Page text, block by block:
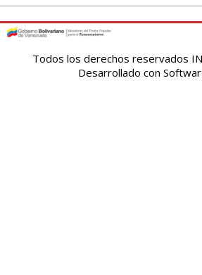
Todos los derechos reservados
Desarrollado con